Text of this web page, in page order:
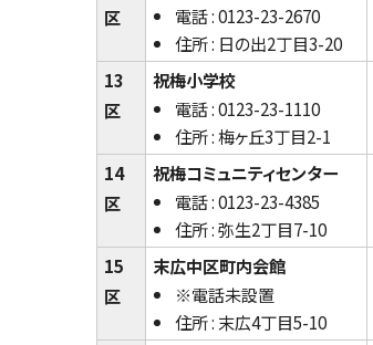
区
電話 : 0123-23-2670
住所 : 日の出2丁目3-20
13
区
祝梅小学校
電話 : 0123-23-1110
住所 : 梅ヶ丘3丁目2-1
14
区
祝梅コミュニティセンター
電話 : 0123-23-4385
住所 : 弥生2丁目7-10
15
区
末広中区町内会館
※電話未設置
住所 : 末広4丁目5-10